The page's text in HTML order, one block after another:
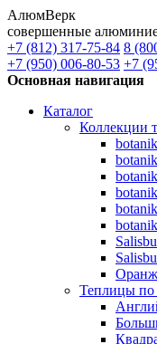
АлюмВерк
совершенные
+7 (812) 317-75-84 8
+7 (950) 006-80-53 +7
Основная навигация
Каталог
Коллекции
Теплицы по